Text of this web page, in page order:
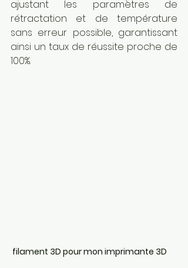
ajustant les paramètres de
rétractation et de température
sans erreur possible, garantissant
ainsi un taux de réussite proche de
100%.
filament 3D pour mon imprimante 3D